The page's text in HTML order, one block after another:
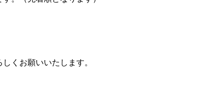
くお願いいたします。